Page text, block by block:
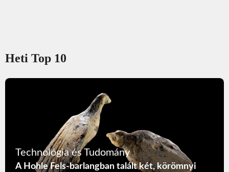
Heti Top 10
Technológia és Tudomány
A Hohle Fels-barlangban talált két, körömnyi